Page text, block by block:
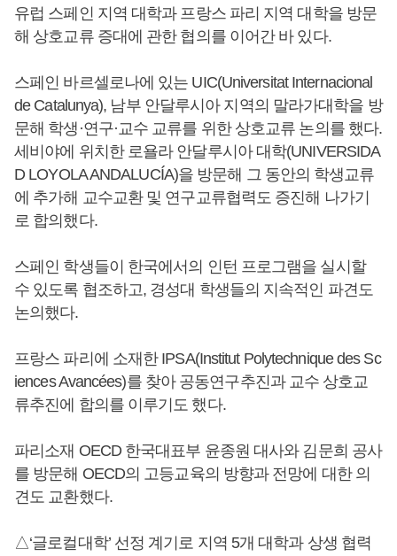
유럽 스페인 지역 대학과 프랑스 파리 지역 대학을 방문
해 상호교류 증대에 관한 협의를 이어간 바 있다.
스페인 바르셀로나에 있는 UIC(Universitat Internacional
de Catalunya), 남부 안달루시아 지역의 말라가대학을 방
문해 학생·연구·교수 교류를 위한 상호교류 논의를 했다.
세비야에 위치한 로욜라 안달루시아 대학(UNIVERSIDA
D LOYOLA ANDALUCÍA)을 방문해 그 동안의 학생교류
에 추가해 교수교환 및 연구교류협력도 증진해 나가기
로 합의했다.
스페인 학생들이 한국에서의 인턴 프로그램을 실시할
수 있도록 협조하고, 경성대 학생들의 지속적인 파견도
논의했다.
프랑스 파리에 소재한 IPSA(Institut Polytechnique des Sc
iences Avancées)를 찾아 공동연구추진과 교수 상호교
류추진에 합의를 이루기도 했다.
파리소재 OECD 한국대표부 윤종원 대사와 김문희 공사
를 방문해 OECD의 고등교육의 방향과 전망에 대한 의
견도 교환했다.
△‘글로컬대학’ 선정 계기로 지역 5개 대학과 상생 협력